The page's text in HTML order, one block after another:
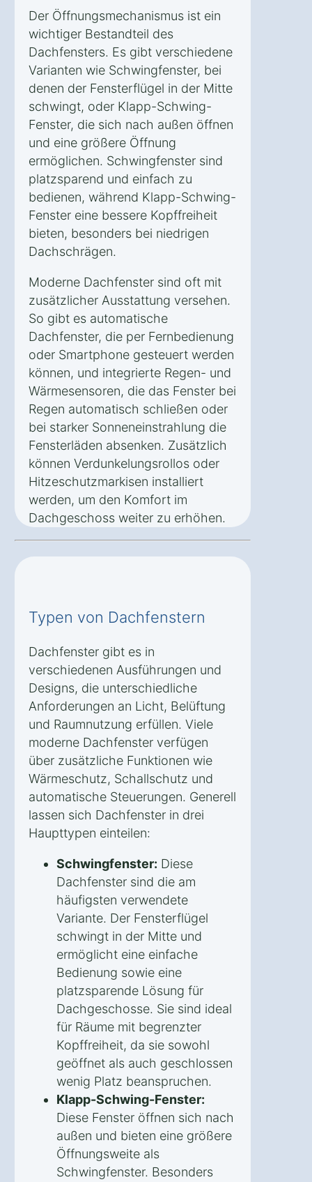
Der Öffnungsmechanismus ist ein
wichtiger Bestandteil des
Dachfensters. Es gibt verschiedene
Varianten wie Schwingfenster, bei
denen der Fensterflügel in der Mitte
schwingt, oder Klapp-Schwing-
Fenster, die sich nach außen öffnen
und eine größere Öffnung
ermöglichen. Schwingfenster sind
platzsparend und einfach zu
bedienen, während Klapp-Schwing-
Fenster eine bessere Kopffreiheit
bieten, besonders bei niedrigen
Dachschrägen.
Moderne Dachfenster sind oft mit
zusätzlicher Ausstattung versehen.
So gibt es automatische
Dachfenster, die per Fernbedienung
oder Smartphone gesteuert werden
können, und integrierte Regen- und
Wärmesensoren, die das Fenster bei
Regen automatisch schließen oder
bei starker Sonneneinstrahlung die
Fensterläden absenken. Zusätzlich
können Verdunkelungsrollos oder
Hitzeschutzmarkisen installiert
werden, um den Komfort im
Dachgeschoss weiter zu erhöhen.
Typen von Dachfenstern
Dachfenster gibt es in
verschiedenen Ausführungen und
Designs, die unterschiedliche
Anforderungen an Licht, Belüftung
und Raumnutzung erfüllen. Viele
moderne Dachfenster verfügen
über zusätzliche Funktionen wie
Wärmeschutz, Schallschutz und
automatische Steuerungen. Generell
lassen sich Dachfenster in drei
Haupttypen einteilen:
Schwingfenster: Diese
Dachfenster sind die am
häufigsten verwendete
Variante. Der Fensterflügel
schwingt in der Mitte und
ermöglicht eine einfache
Bedienung sowie eine
platzsparende Lösung für
Dachgeschosse. Sie sind ideal
für Räume mit begrenzter
Kopffreiheit, da sie sowohl
geöffnet als auch geschlossen
wenig Platz beanspruchen.
Klapp-Schwing-Fenster:
Diese Fenster öffnen sich nach
außen und bieten eine größere
Öffnungsweite als
Schwingfenster. Besonders